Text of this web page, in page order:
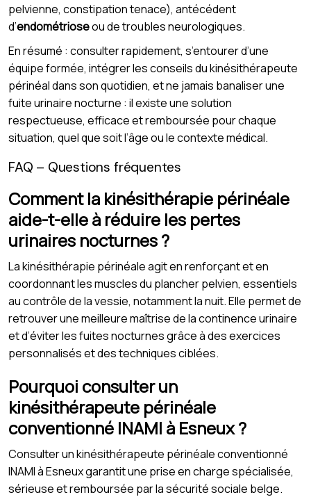
pelvienne, constipation tenace), antécédent
d’endométrioseou de troubles neurologiques.
En résumé : consulter rapidement, s’entourer d’une
équipe formée, intégrer les conseils du kinésithérapeute
périnéal dans son quotidien, et ne jamais banaliser une
fuite urinaire nocturne : il existe une solution
respectueuse, efficace et remboursée pour chaque
situation, quel que soit l’âge ou le contexte médical.
FAQ – Questions fréquentes
Comment la kinésithérapie périnéale
aide-t-elle à réduire les pertes
urinaires nocturnes ?
La kinésithérapie périnéale agit en renforçant et en
coordonnant les muscles du plancher pelvien, essentiels
au contrôle de la vessie, notamment la nuit. Elle permet de
retrouver une meilleure maîtrise de la continence urinaire
et d’éviter les fuites nocturnes grâce à des exercices
personnalisés et des techniques ciblées.
Pourquoi consulter un
kinésithérapeute périnéale
conventionné INAMI à Esneux ?
Consulter un kinésithérapeute périnéale conventionné
INAMI à Esneux garantit une prise en charge spécialisée,
sérieuse et remboursée par la sécurité sociale belge.